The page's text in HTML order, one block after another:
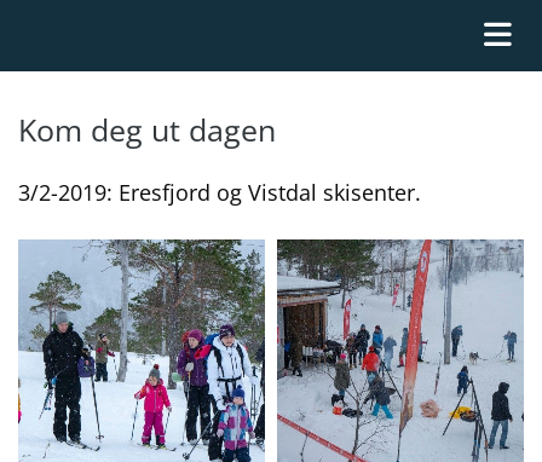
Kom deg ut dagen
3/2-2019: Eresfjord og Vistdal skisenter.